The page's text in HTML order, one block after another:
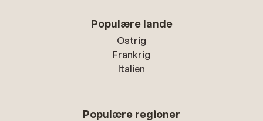
Populære lande
Ostrig
Frankrig
Italien
Populære regioner